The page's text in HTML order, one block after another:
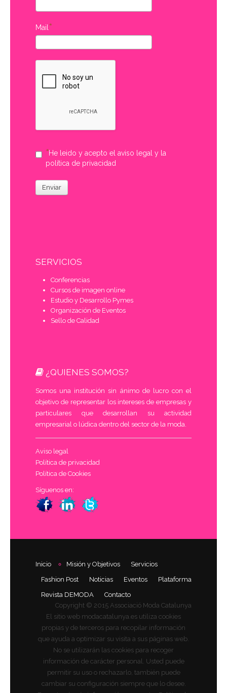
Mail
He leido y acepto el aviso legal y la
política de privacidad
Enviar
SERVICIOS
Conferencias
Cursos de imagen online
Estudio y Desarrollo Pymes
Organización de Eventos
Sello de Calidad
¿QUIENES SOMOS?
Somos una institución sin ánimo de lucro con el
objetivo de representar los intereses de empresas y
particulares que desarrollan su actividad
empresarial o lúdica dentro del sector de la moda.
Aviso legal
Política de privacidad
Política de Cookies
Síguenos en:
Inicio Misión y Objetivos
Servicios
Fashion Post
Noticias Eventos
Plataforma
Revista DEMODA
Contacto
Copyright © 2015 Associació Moda Catalunya
El sitio web modacatalunya.es utiliza cookies
propias y de terceros para recopilar información
que ayuda a optimizar su visita a sus páginas web.
No se utilizarán las cookies para recoger
información de carácter personal. Usted puede
permitir su uso o rechazarlo, también puede
cambiar su configuración siempre que lo desee.